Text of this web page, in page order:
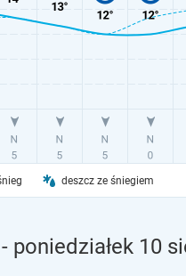
deszcz ze śniegiem
- poniedziałek 10